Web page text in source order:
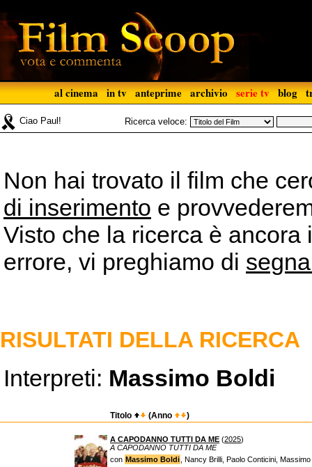
al cinema in tv anteprime archivio serie tv blog
Ciao Paul! Ricerca veloce:
Non hai trovato il film che
di inserimento e
Visto che la ricerca è
errore, vi preghiamo di
RISULTATI DELLA RICERCA
Interpreti: Massimo Boldi
Titolo (Anno )
A CAPODANNO TUTTI DA ME (2025)
A CAPODANNO TUTTI DA ME
con Massimo Boldi , Nancy Brilli, Paolo Conticini,